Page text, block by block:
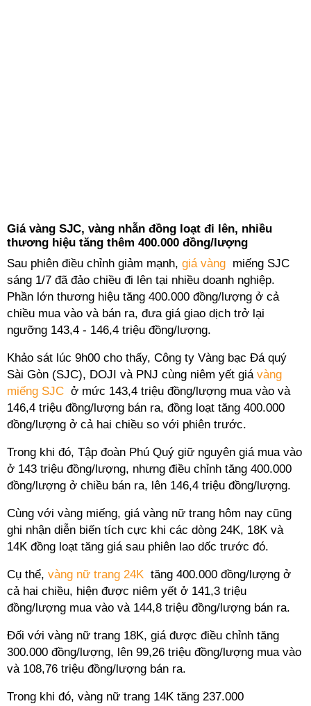
Giá vàng SJC, vàng nhẫn đồng loạt đi lên, nhiều
thương hiệu tăng thêm 400.000 đồng/lượng
Sau phiên điều chỉnh giảm mạnh, giá vàng miếng SJC
sáng 1/7 đã đảo chiều đi lên tại nhiều doanh nghiệp.
Phần lớn thương hiệu tăng 400.000 đồng/lượng ở cả
chiều mua vào và bán ra, đưa giá giao dịch trở lại
ngưỡng 143,4 - 146,4 triệu đồng/lượng.
Khảo sát lúc 9h00 cho thấy, Công ty Vàng bạc Đá quý
Sài Gòn (SJC), DOJI và PNJ cùng niêm yết giá vàng
miếng SJC ở mức 143,4 triệu đồng/lượng mua vào và
146,4 triệu đồng/lượng bán ra, đồng loạt tăng 400.000
đồng/lượng ở cả hai chiều so với phiên trước.
Trong khi đó, Tập đoàn Phú Quý giữ nguyên giá mua vào
ở 143 triệu đồng/lượng, nhưng điều chỉnh tăng 400.000
đồng/lượng ở chiều bán ra, lên 146,4 triệu đồng/lượng.
Cùng với vàng miếng, giá vàng nữ trang hôm nay cũng
ghi nhận diễn biến tích cực khi các dòng 24K, 18K và
14K đồng loạt tăng giá sau phiên lao dốc trước đó.
Cụ thể, vàng nữ trang 24K tăng 400.000 đồng/lượng ở
cả hai chiều, hiện được niêm yết ở 141,3 triệu
đồng/lượng mua vào và 144,8 triệu đồng/lượng bán ra.
Đối với vàng nữ trang 18K, giá được điều chỉnh tăng
300.000 đồng/lượng, lên 99,26 triệu đồng/lượng mua vào
và 108,76 triệu đồng/lượng bán ra.
Trong khi đó, vàng nữ trang 14K tăng 237.000